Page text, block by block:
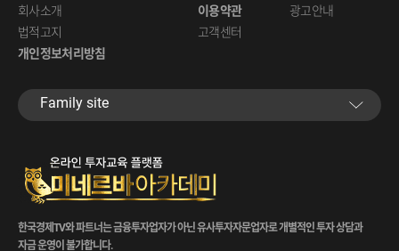
회사소개
법적고지
개인정보처리방침
이용약관
고객센터
광고안내
Family site
한국경제TV와 파트너는 금융투자업자가 아닌 유사투자자문업자로 개별적인 투자 상담과
자금 운영이 불가합니다.